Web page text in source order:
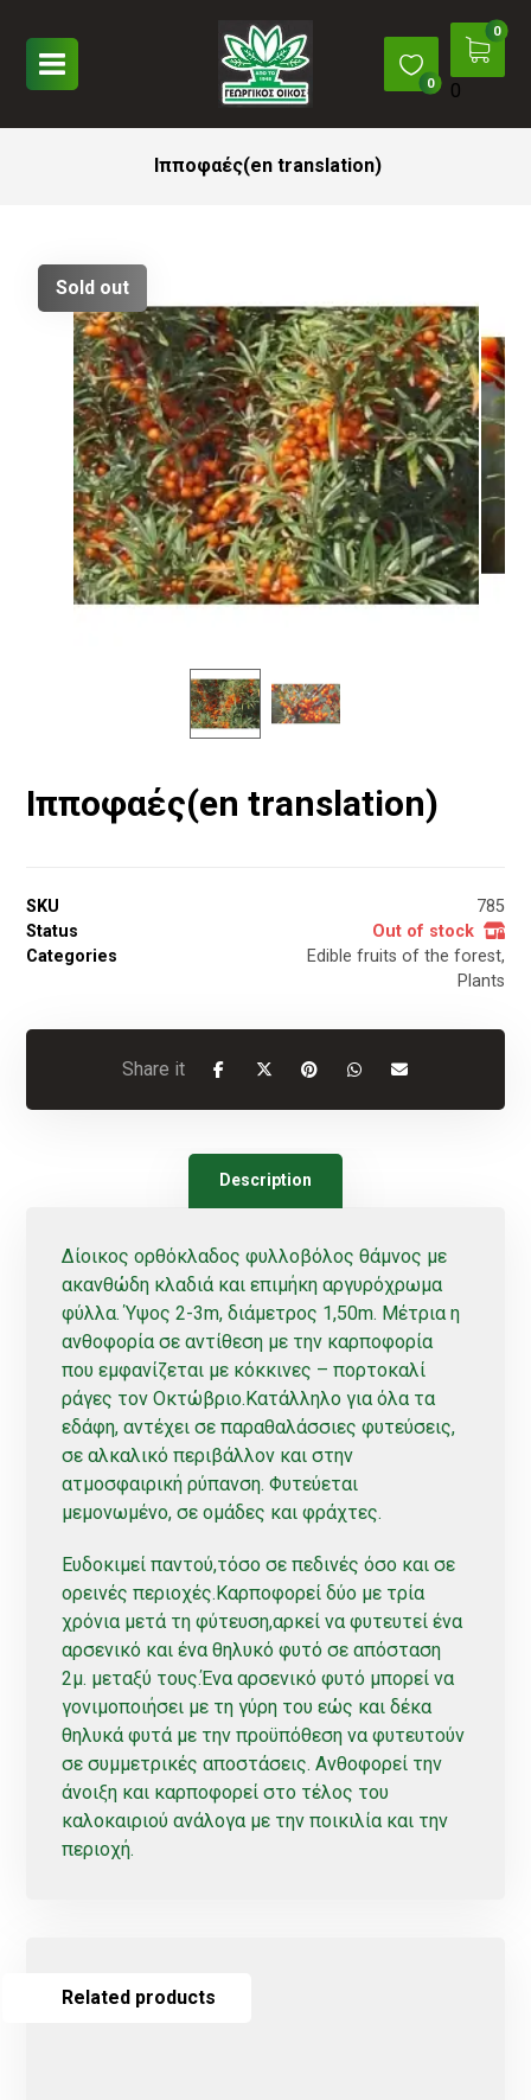
0
Ιπποφαές(en translation)
Sold out
Ιπποφαές(en translation)
SKU
785
Status
Out of stock
Categories
Edible fruits of the forest,
Plants
Description
Δίοικος ορθόκλαδος φυλλοβόλος θάμνος με
ακανθώδη κλαδιά και επιμήκη αργυρόχρωμα
φύλλα. Ύψος 2-3m, διάμετρος 1,50m. Μέτρια η
ανθοφορία σε αντίθεση με την καρποφορία
που εμφανίζεται με κόκκινες – πορτοκαλί
ράγες τον Οκτώβριο.Κατάλληλο για όλα τα
εδάφη, αντέχει σε παραθαλάσσιες φυτεύσεις,
σε αλκαλικό περιβάλλον και στην
ατμοσφαιρική ρύπανση. Φυτεύεται
μεμονωμένο, σε ομάδες και φράχτες.
Ευδοκιμεί παντού,τόσο σε πεδινές όσο και σε
ορεινές περιοχές.Καρποφορεί δύο με τρία
χρόνια μετά τη φύτευση,αρκεί να φυτευτεί ένα
αρσενικό και ένα θηλυκό φυτό σε απόσταση
2μ. μεταξύ τους.Ένα αρσενικό φυτό μπορεί να
γονιμοποιήσει με τη γύρη του εώς και δέκα
θηλυκά φυτά με την προϋπόθεση να φυτευτούν
σε συμμετρικές αποστάσεις. Ανθοφορεί την
άνοιξη και καρποφορεί στο τέλος του
καλοκαιριού ανάλογα με την ποικιλία και την
περιοχή.
Related products